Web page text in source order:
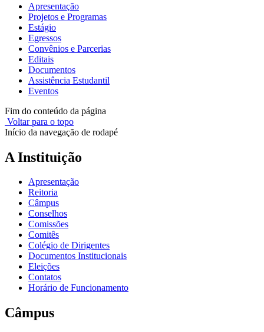
Apresentação
Projetos e Programas
Estágio
Egressos
Convênios e Parcerias
Editais
Documentos
Assistência Estudantil
Eventos
Fim do conteúdo da página
Voltar para o topo
Início da navegação de rodapé
A Instituição
Apresentação
Reitoria
Câmpus
Conselhos
Comissões
Comitês
Colégio de Dirigentes
Documentos Institucionais
Eleições
Contatos
Horário de Funcionamento
Câmpus